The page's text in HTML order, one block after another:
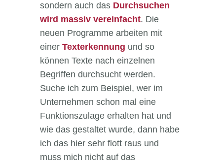
sondern auch dasDurchsuchen
wird massiv vereinfacht. Die
neuen Programme arbeiten mit
einerTexterkennung und so
können Texte nach einzelnen
Begriffen durchsucht werden.
Suche ich zum Beispiel, wer im
Unternehmen schon mal eine
Funktionszulage erhalten hat und
wie das gestaltet wurde, dann habe
ich das hier sehr flott raus und
muss mich nicht auf das